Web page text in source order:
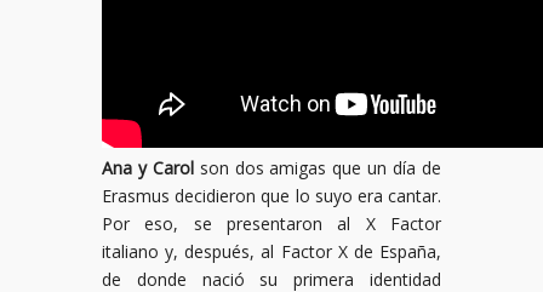
Ana y Carolson dos amigas que un día de
Erasmus decidieron que lo suyo era cantar.
Por eso, se presentaron al X Factor
italiano y, después, al Factor X de España,
de donde nació su primera identidad